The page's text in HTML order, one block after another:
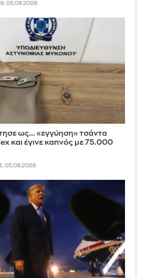
05.08.2026
ως... «εγγύηση» τσάντα
και έγινε καπνός με 75.000
05.08.2026